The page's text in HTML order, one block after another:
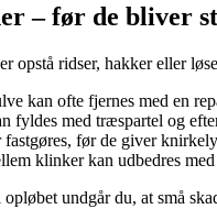
– før de bliver
opstå ridser, hakker eller
kan ofte fjernes med en
fyldes med træspartel og
fastgøres, før de giver
klinker kan udbedres
opløbet undgår du, at små